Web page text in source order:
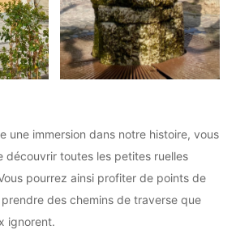
une immersion dans notre histoire, vous
découvrir toutes les petites ruelles
pourrez ainsi profiter de points de
des chemins de traverse que
ignorent.